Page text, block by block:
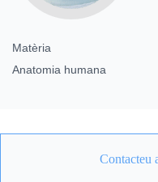
Matèria
Anatomia humana
Contacteu